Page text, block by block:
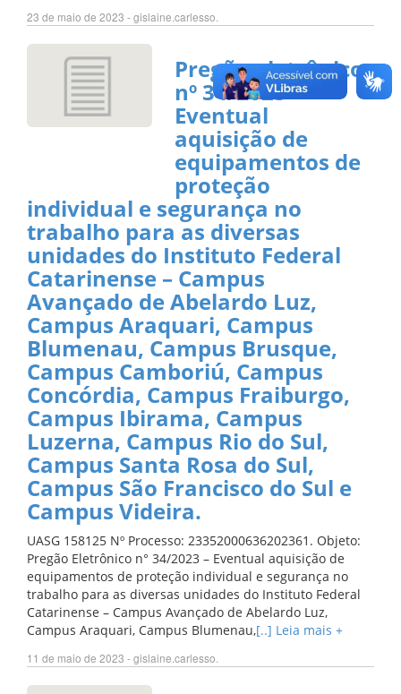
23 de maio de 2023 - gislaine.carlesso.
Pregão eletrônico
nº 34/2023 –
Eventual
aquisição de
equipamentos de
proteção
individual e segurança no
trabalho para as diversas
unidades do Instituto Federal
Catarinense – Campus
Avançado de Abelardo Luz,
Campus Araquari, Campus
Blumenau, Campus Brusque,
Campus Camboriú, Campus
Concórdia, Campus Fraiburgo,
Campus Ibirama, Campus
Luzerna, Campus Rio do Sul,
Campus Santa Rosa do Sul,
Campus São Francisco do Sul e
Campus Videira.
UASG 158125 Nº Processo: 23352000636202361. Objeto:
Pregão Eletrônico n° 34/2023 – Eventual aquisição de
equipamentos de proteção individual e segurança no
trabalho para as diversas unidades do Instituto Federal
Catarinense – Campus Avançado de Abelardo Luz,
Campus Araquari, Campus Blumenau,[..] Leia mais +
11 de maio de 2023 - gislaine.carlesso.